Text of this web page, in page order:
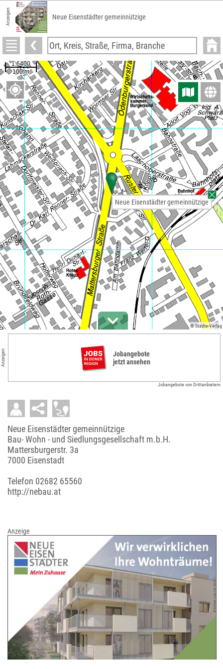
Anzeigen Neue Eisenstädter gemeinnützige
© Städte-Verlag
Neue Eisenstädter gemeinnützige
Anzeigen
Jobangebote
jetzt ansehen
Jobangebote von Drittanbietern
Neue Eisenstädter gemeinnützige
Bau- Wohn - und Siedlungsgesellschaft m.b.H.
Mattersburgerstr. 3a
7000 Eisenstadt
Telefon 02682 65560
http://nebau.at
Anzeige